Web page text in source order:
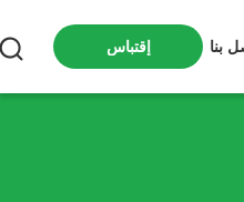
بنا إقتباس